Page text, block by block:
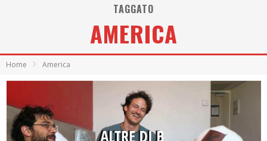
TAGGATO
AMERICA
Home America